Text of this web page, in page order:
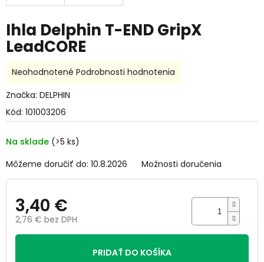
Ihla Delphin T-END GripX
LeadCORE
Kód: 101003206
Na sklade (>5 ks)
Môžeme doručiť do: 10.8.2026 Možnosti doručenia
3,40 €
2,76 € bez DPH
Jednotková
PRIDAŤ DO KOŠÍKA
Priemerné
produktu
0,0
5
hviezdičiek.
Neohodnotené Podrobnosti hodnotenia
Značka: DELPHIN